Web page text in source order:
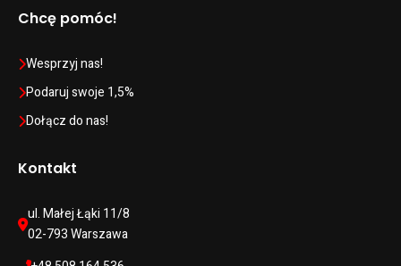
Chcę pomóc!
Wesprzyj nas!
Podaruj swoje 1,5%
Dołącz do nas!
Kontakt
ul. Małej Łąki 11/8
02-793 Warszawa